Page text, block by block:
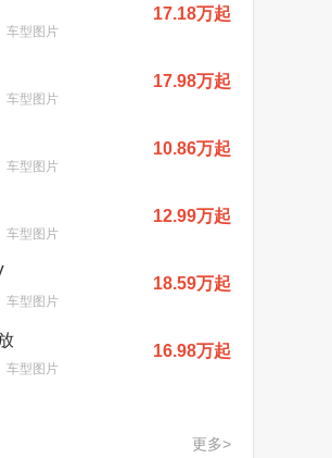
车型图片
17.18万起
车型图片
17.98万起
车型图片
10.86万起
车型图片
12.99万起
车型图片
18.59万起
车型图片
16.98万起
更多>